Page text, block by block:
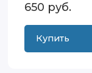
650 руб.
Купить